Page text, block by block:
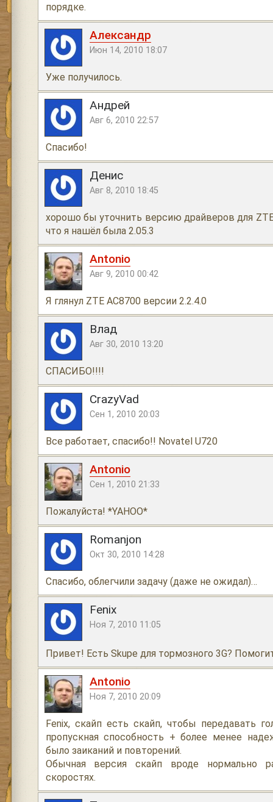
порядке.
Александр
Июн 14, 2010 18:07
Уже получилось.
Андрей
Авг 6, 2010 22:57
Спасибо!
Денис
Авг 8, 2010 18:45
хорошо бы уточнить версию драйверов для
что я нашёл была 2.05.3
Antonio
Авг 9, 2010 00:42
Я глянул ZTE AC8700 версии 2.2.4.0
Влад
Авг 30, 2010 13:20
СПАСИБО!!!!
CrazyVad
Сен 1, 2010 20:03
Все работает, спасибо!! Novatel U720
Antonio
Сен 1, 2010 21:33
Пожалуйста! *YAHOO*
Romanjon
Окт 30, 2010 14:28
Спасибо, облегчили задачу (даже не ожидал)…
Fenix
Ноя 7, 2010 11:05
Привет! Есть Skupe для тормозного 3G?
Antonio
Ноя 7, 2010 20:09
Fenix, скайп есть скайп, чтобы передавать
пропускная способность + более менее
было заиканий и повторений.
Обычная версия скайп вроде нормально
скоростях.